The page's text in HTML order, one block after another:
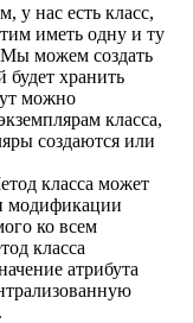
у нас есть класс,
иметь одну и ту
Мы можем создать
будет хранить
можно
класса,
создаются или
класса может
модификации
ко всем
класса
атрибута